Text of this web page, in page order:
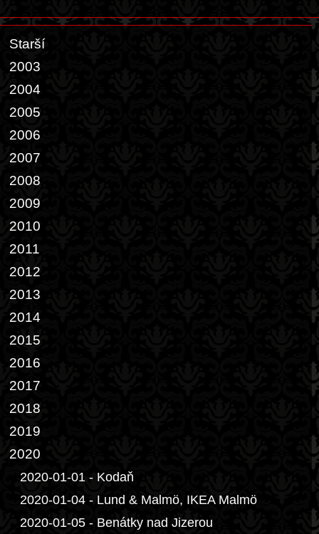
Starší
2003
2004
2005
2006
2007
2008
2009
2010
2011
2012
2013
2014
2015
2016
2017
2018
2019
2020
2020-01-01 - Kodaň
2020-01-04 - Lund & Malmö, IKEA Malmö
2020-01-05 - Benátky nad Jizerou